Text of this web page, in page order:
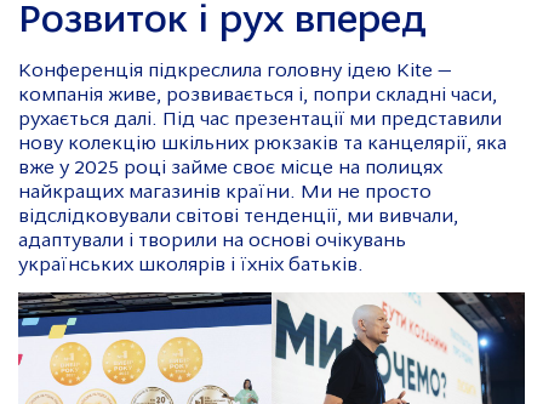
Розвиток і рух вперед
Конференція підкреслила головну ідею Kite —
компанія живе, розвивається і, попри складні часи,
рухається далі. Під час презентації ми представили
нову колекцію шкільних рюкзаків та канцелярії, яка
вже у 2025 році займе своє місце на полицях
найкращих магазинів країни. Ми не просто
відслідковували світові тенденції, ми вивчали,
адаптували і творили на основі очікувань
українських школярів і їхніх батьків.